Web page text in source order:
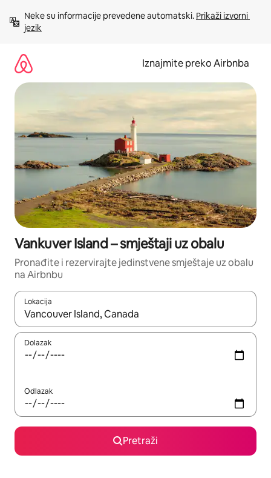
sadržaj
Neke su informacije prevedene automatski. Prikaži izvorni
jezik
Iznajmite preko Airbnba
Vankuver Island – smještaji uz obalu
Pronađite i rezervirajte jedinstvene smještaje uz obalu
na Airbnbu
Lokacija
Kada budu dostupni rezultati, moći ćete ih pregledati
Dolazak
Odlazak
Pretraži